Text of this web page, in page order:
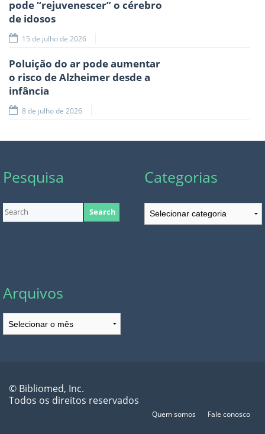
pode “rejuvenescer” o cérebro
de idosos
15 de julho de 2026
Poluição do ar pode aumentar
o risco de Alzheimer desde a
infância
8 de julho de 2026
Pesquisa Categorias
Categorias
Arquivos
Arquivos
© Bibliomed, Inc.
Todos os direitos reservados
Quem somos Fale conosco